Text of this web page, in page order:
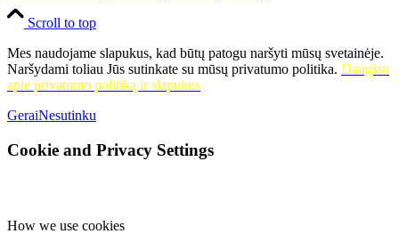
Scroll to top
Mes naudojame slapukus, kad būtų patogu naršyti mūsų svetainėje.
Naršydami toliau Jūs sutinkate su mūsų privatumo politika. Daugiau
apie privatumo politiką ir slapukus
GeraiNesutinku
Cookie and Privacy Settings
How we use cookies